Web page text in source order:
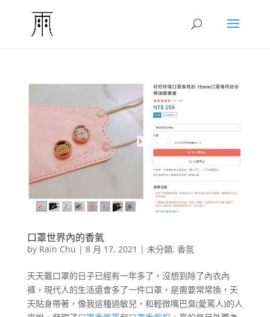
口罩世界內的香氣
by Rain Chu | 8 月 17, 2021 | 未分類, 香氛
天天戴口罩的日子已經有一年多了，沒想到除了內衣內
褲，現代人的生活還會多了一件口罩，是需要常常換，天
天貼身帶著，像我這種過敏兒，和輕微嘴巴臭(愛罵人)的人